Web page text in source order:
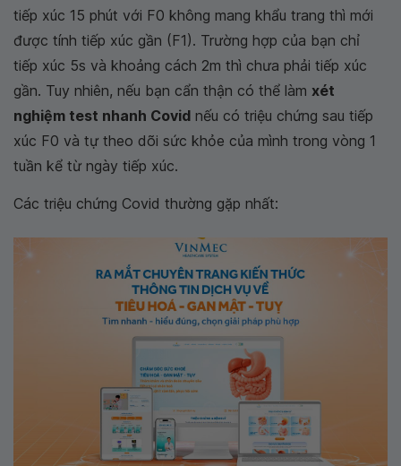
tiếp xúc 15 phút với F0 không mang khẩu trang thì mới
được tính tiếp xúc gần (F1). Trường hợp của bạn chỉ
tiếp xúc 5s và khoảng cách 2m thì chưa phải tiếp xúc
gần. Tuy nhiên, nếu bạn cẩn thận có thể làm xét
nghiệm test nhanh Covid nếu có triệu chứng sau tiếp
xúc F0 và tự theo dõi sức khỏe của mình trong vòng 1
tuần kể từ ngày tiếp xúc.
Các triệu chứng Covid thường gặp nhất: